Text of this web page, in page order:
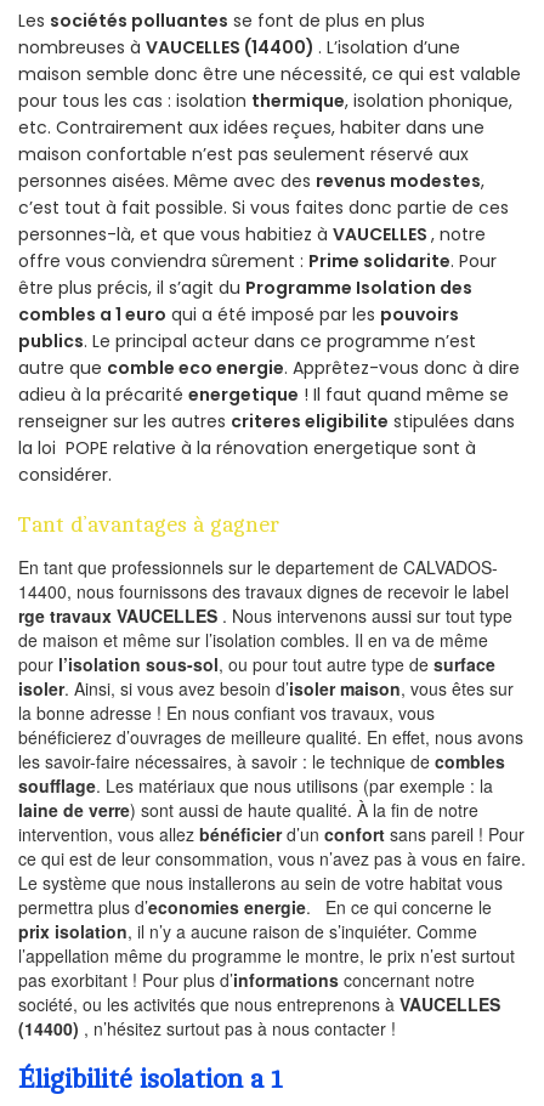
Les sociétés polluantes se font de plus en plus
nombreuses à VAUCELLES (14400) . L’isolation d’une
maison semble donc être une nécessité, ce qui est valable
pour tous les cas : isolation thermique, isolation phonique,
etc. Contrairement aux idées reçues, habiter dans une
maison confortable n’est pas seulement réservé aux
personnes aisées. Même avec des revenus modestes,
c’est tout à fait possible. Si vous faites donc partie de ces
personnes-là, et que vous habitiez à VAUCELLES , notre
offre vous conviendra sûrement : Prime solidarite. Pour
être plus précis, il s’agit du Programme Isolation des
combles a 1 euro qui a été imposé par les pouvoirs
publics. Le principal acteur dans ce programme n’est
autre que comble eco energie. Apprêtez-vous donc à dire
adieu à la précarité energetique ! Il faut quand même se
renseigner sur les autres criteres eligibilite stipulées dans
la loi POPE relative à la rénovation energetique sont à
considérer.
Tant d’avantages à gagner
En tant que professionnels sur le departement de CALVADOS-
14400, nous fournissons des travaux dignes de recevoir le label
rge travaux VAUCELLES . Nous intervenons aussi sur tout type
de maison et même sur l’isolation combles. Il en va de même
pour l’isolation sous-sol, ou pour tout autre type de surface
isoler. Ainsi, si vous avez besoin d’isoler maison, vous êtes sur
la bonne adresse ! En nous confiant vos travaux, vous
bénéficierez d’ouvrages de meilleure qualité. En effet, nous avons
les savoir-faire nécessaires, à savoir : le technique de combles
soufflage. Les matériaux que nous utilisons (par exemple : la
laine de verre) sont aussi de haute qualité. À la fin de notre
intervention, vous allez bénéficierd’un confort sans pareil ! Pour
ce qui est de leur consommation, vous n’avez pas à vous en faire.
Le système que nous installerons au sein de votre habitat vous
permettra plus d’economies energie. En ce qui concerne le
prix isolation, il n’y a aucune raison de s’inquiéter. Comme
l’appellation même du programme le montre, le prix n’est surtout
pas exorbitant ! Pour plus d’informations concernant notre
société, ou les activités que nous entreprenons à VAUCELLES
(14400) , n’hésitez surtout pas à nous contacter !
Éligibilité isolation a 1